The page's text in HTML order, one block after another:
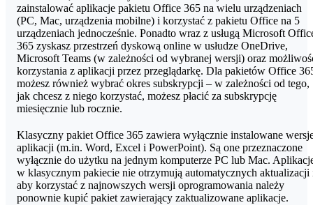
do użytkowników i nadanie im uprawnień oraz przypisanie
domeny.
Pomoc Rozszerzona
Usługa kierowana do dużych firm i przedsiębiorstw. Pomoc
rozszerzona obejmuje utworzenie listy użytkowników oraz ich
haseł, przypisanie licencji do użytkowników i nadanie im
uprawnień, przypisanie własnej domeny, migracja poczty z serwera
home.pl oraz konfiguracja tzw. hybrydy - środowiska na serwerze
home.pl i Exchange Online jednocześnie.
Microsoft 365 Business Basic (dawniej → Office 365
Business Essentials)
Aplikacje Microsoft 365 dla biznesu (dawniej → Office 365
Business)
Microsoft 365 Business Standard (dawniej → Office 365
Business Premium)
zainstalować aplikacje pakietu Office 365 na wielu urządzeniach
(PC, Mac, urządzenia mobilne) i korzystać z pakietu Office na 5
urządzeniach jednocześnie. Ponadto wraz z usługą Microsoft
365 zyskasz przestrzeń dyskową online w usłudze OneDrive,
Microsoft Teams (w zależności od wybranej wersji) oraz
korzystania z aplikacji przez przeglądarkę. Dla pakietów Office
możesz również wybrać okres subskrypcji – w zależności od tego,
jak chcesz z niego korzystać, możesz płacić za subskrypcję
miesięcznie lub rocznie.
Klasyczny pakiet Office 365 zawiera wyłącznie instalowane
aplikacji (m.in. Word, Excel i PowerPoint). Są one przeznaczone
wyłącznie do użytku na jednym komputerze PC lub Mac.
w klasycznym pakiecie nie otrzymują automatycznych aktualizacji
aby korzystać z najnowszych wersji oprogramowania należy
ponownie kupić pakiet zawierający zaktualizowane aplikacje.